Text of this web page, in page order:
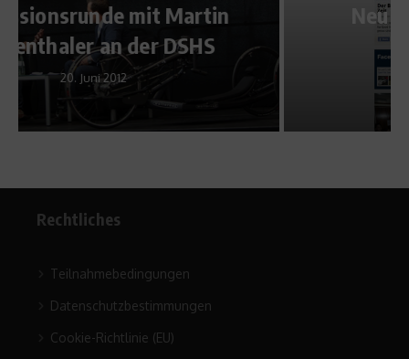
Neu im Netz: Der Laureus
Blog
Rechtliches
Teilnahmebedingungen
Datenschutzbestimmungen
Cookie-Richtlinie (EU)